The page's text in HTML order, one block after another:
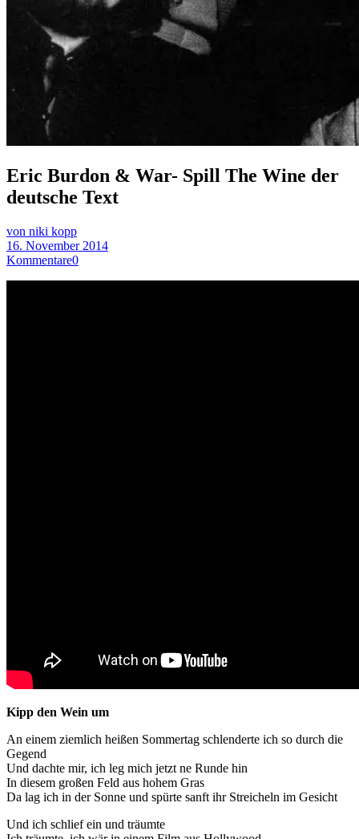
Eric Burdon & War- Spill The Wine der
deutsche Text
von niki kopp
16. November 2014
Kommentare0
Kipp den Wein um
An einem ziemlich heißen Sommertag schlenderte ich so durch die
Gegend
Und dachte mir, ich leg mich jetzt ne Runde hin
In diesem großen Feld aus hohem Gras
Da lag ich in der Sonne und spürte sanft ihr Streicheln im Gesicht
Und ich schlief ein und träumte